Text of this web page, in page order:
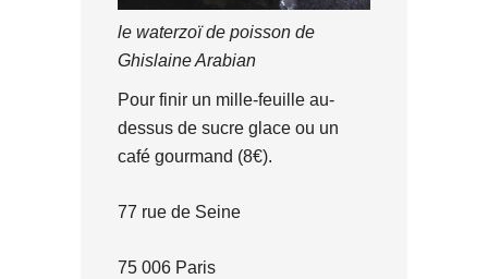
le waterzoï de poisson de
Ghislaine Arabian
Pour finir un mille-feuille au-
dessus de sucre glace ou un
café gourmand (8€).
77 rue de Seine
75 006 Paris